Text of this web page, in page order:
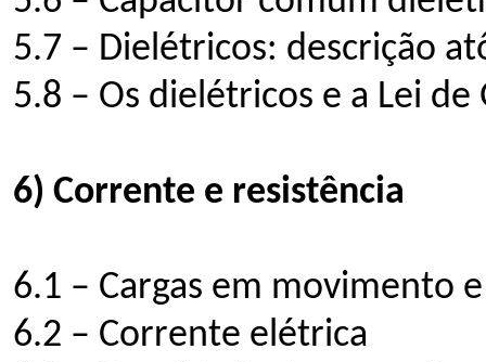
5.7 – Dielétricos: descrição
5.8 – Os dielétricos e a Lei de
6) Corrente e resistência
6.1 – Cargas em movimento
6.2 – Corrente elétrica